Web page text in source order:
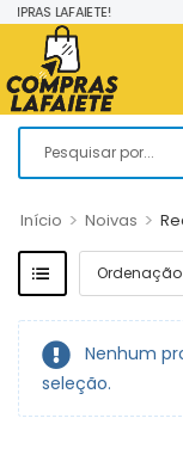
LAFAIETE!
Início > Noivas >
Nenhum
seleção.